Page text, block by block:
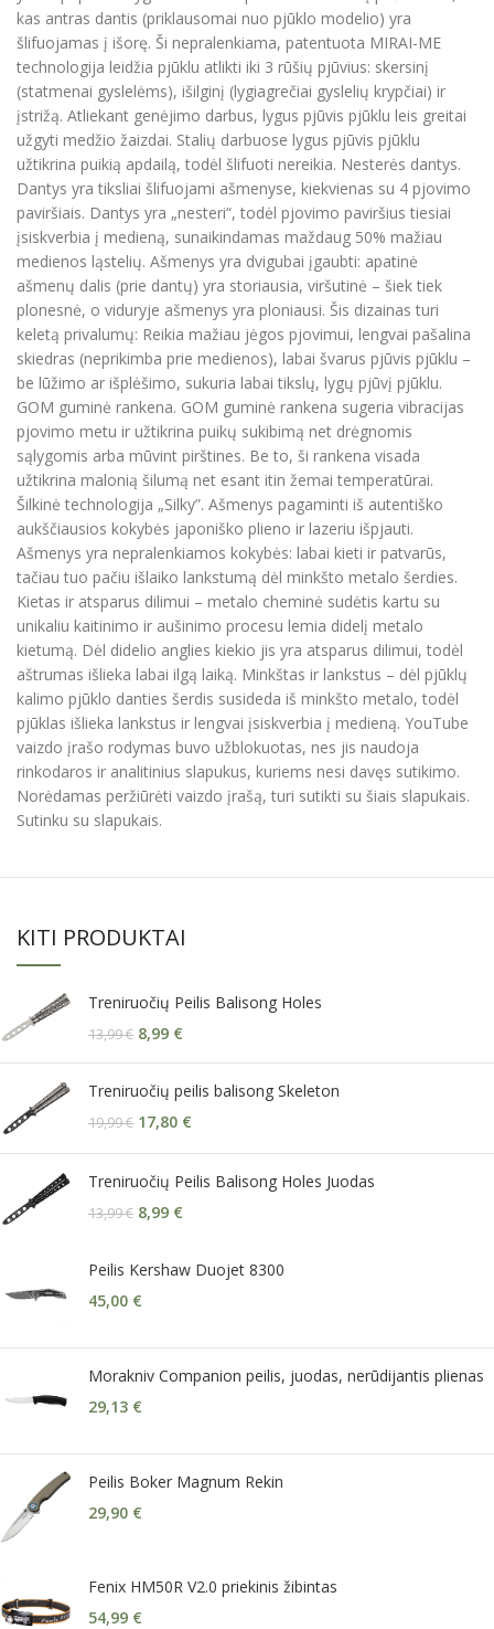
kas antras dantis (priklausomai nuo pjūklo modelio) yra
šlifuojamas į išorę. Ši nepralenkiama, patentuota MIRAI-ME
technologija leidžia pjūklu atlikti iki 3 rūšių pjūvius: skersinį
(statmenai gyslelėms), išilginį (lygiagrečiai gyslelių krypčiai) ir
įstrižą. Atliekant genėjimo darbus, lygus pjūvis pjūklu leis greitai
užgyti medžio žaizdai. Stalių darbuose lygus pjūvis pjūklu
užtikrina puikią apdailą, todėl šlifuoti nereikia. Nesterės dantys.
Dantys yra tiksliai šlifuojami ašmenyse, kiekvienas su 4 pjovimo
paviršiais. Dantys yra „nesteri“, todėl pjovimo paviršius tiesiai
įsiskverbia į medieną, sunaikindamas maždaug 50% mažiau
medienos ląstelių. Ašmenys yra dvigubai įgaubti: apatinė
ašmenų dalis (prie dantų) yra storiausia, viršutinė – šiek tiek
plonesnė, o viduryje ašmenys yra ploniausi. Šis dizainas turi
keletą privalumų: Reikia mažiau jėgos pjovimui, lengvai pašalina
skiedras (neprikimba prie medienos), labai švarus pjūvis pjūklu –
be lūžimo ar išplėšimo, sukuria labai tikslų, lygų pjūvį pjūklu.
GOM guminė rankena. GOM guminė rankena sugeria vibracijas
pjovimo metu ir užtikrina puikų sukibimą net drėgnomis
sąlygomis arba mūvint pirštines. Be to, ši rankena visada
užtikrina malonią šilumą net esant itin žemai temperatūrai.
Šilkinė technologija „Silky”. Ašmenys pagaminti iš autentiško
aukščiausios kokybės japoniško plieno ir lazeriu išpjauti.
Ašmenys yra nepralenkiamos kokybės: labai kieti ir patvarūs,
tačiau tuo pačiu išlaiko lankstumą dėl minkšto metalo šerdies.
Kietas ir atsparus dilimui – metalo cheminė sudėtis kartu su
unikaliu kaitinimo ir aušinimo procesu lemia didelį metalo
kietumą. Dėl didelio anglies kiekio jis yra atsparus dilimui, todėl
aštrumas išlieka labai ilgą laiką. Minkštas ir lankstus – dėl pjūklų
kalimo pjūklo danties šerdis susideda iš minkšto metalo, todėl
pjūklas išlieka lankstus ir lengvai įsiskverbia į medieną. YouTube
vaizdo įrašo rodymas buvo užblokuotas, nes jis naudoja
rinkodaros ir analitinius slapukus, kuriems nesi davęs sutikimo.
Norėdamas peržiūrėti vaizdo įrašą, turi sutikti su šiais slapukais.
Sutinku su slapukais.
KITI PRODUKTAI
Treniruočių Peilis Balisong Holes
13,99€ 8,99 €
Treniruočių peilis balisong Skeleton
19,99€ 17,80 €
Treniruočių Peilis Balisong Holes Juodas
13,99€ 8,99 €
Peilis Kershaw Duojet 8300
45,00 €
Morakniv Companion peilis, juodas, nerūdijantis plienas
29,13 €
Peilis Boker Magnum Rekin
29,90 €
Fenix HM50R V2.0 priekinis žibintas
54,99 €